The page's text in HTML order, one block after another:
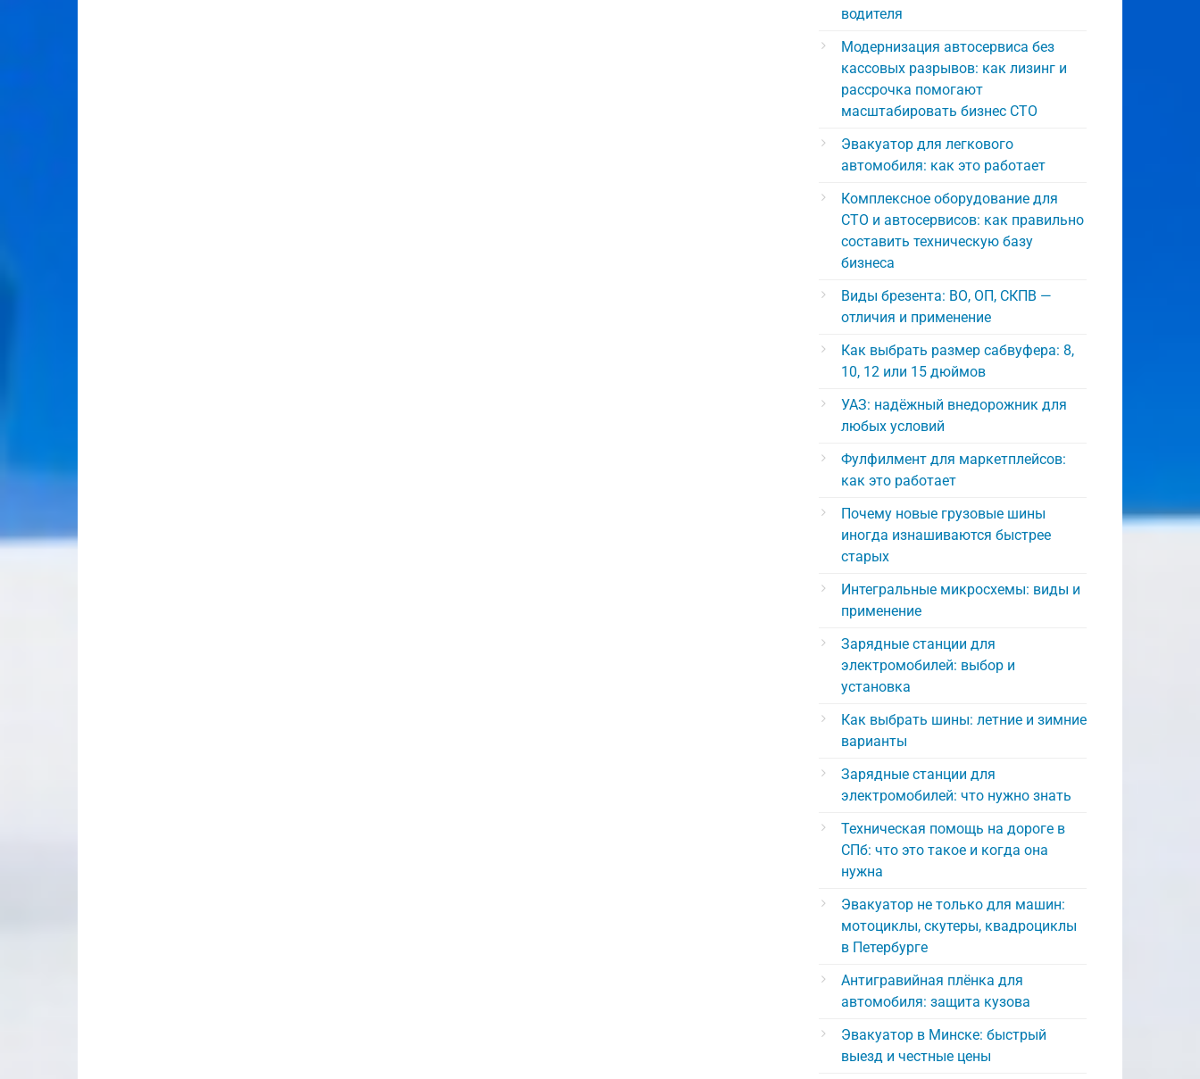
водителя
Модернизация автосервиса без
кассовых разрывов: как лизинг и
рассрочка помогают
масштабировать бизнес СТО
Эвакуатор для легкового
автомобиля: как это работает
Комплексное оборудование для
СТО и автосервисов: как правильно
составить техническую базу
бизнеса
Виды брезента: ВО, ОП, СКПВ —
отличия и применение
Как выбрать размер сабвуфера: 8,
10, 12 или 15 дюймов
УАЗ: надёжный внедорожник для
любых условий
Фулфилмент для маркетплейсов:
как это работает
Почему новые грузовые шины
иногда изнашиваются быстрее
старых
Интегральные микросхемы: виды и
применение
Зарядные станции для
электромобилей: выбор и
установка
Как выбрать шины: летние и зимние
варианты
Зарядные станции для
электромобилей: что нужно знать
Техническая помощь на дороге в
СПб: что это такое и когда она
нужна
Эвакуатор не только для машин:
мотоциклы, скутеры, квадроциклы
в Петербурге
Антигравийная плёнка для
автомобиля: защита кузова
Эвакуатор в Минске: быстрый
выезд и честные цены